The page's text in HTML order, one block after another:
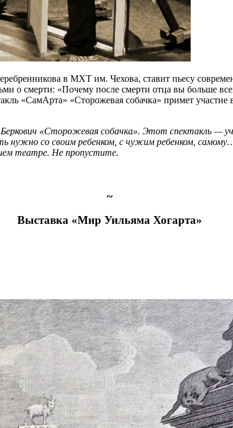
в МХТ им. Чехова, ставит пьесу
о смерти: «Почему после смерти отца вы больше
«СамАрта» «Сторожевая собачка» примет
«Сторожевая собачка». Этот спектакль —
нужно со своим ребенком, с чужим ребенком,
театре. Не пропустите.
~
Выставка «Мир Уильяма Хогарта»